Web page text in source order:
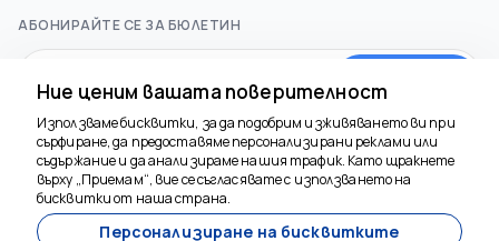
АБОНИРАЙТЕ СЕ ЗА БЮЛЕТИН
СОЦИАЛНА МЕДИЯ
Ние ценим вашата поверителност
Използваме бисквитки, за да подобрим изживяването ви при
сърфиране, да предоставяме персонализирани реклами или
съдържание и да анализираме нашия трафик. Като щракнете
върху „Приемам“, вие се съгласявате с използването на
бисквитки от наша страна.
Персонализиране на бисквитките